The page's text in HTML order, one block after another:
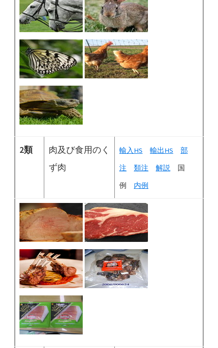
2類
肉及び食用のく
ず肉
輸入HS 輸出HS
部
注
類注 解説 国
例 内例